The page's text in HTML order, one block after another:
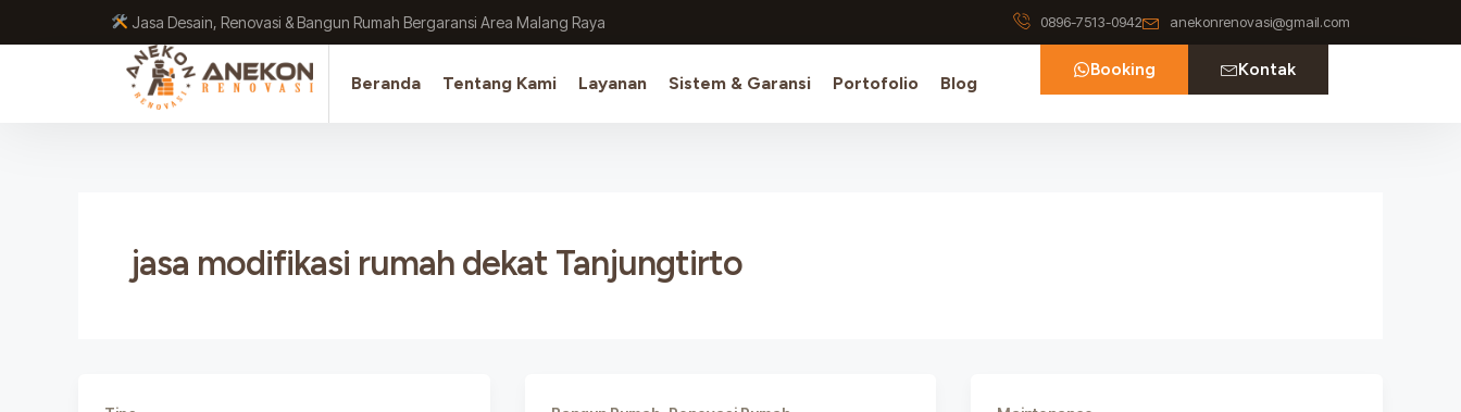
Jasa Desain, Renovasi & Bangun Rumah Bergaransi Area Malang Raya 0896-7513-0942 anekonrenovasi@gmail.com
Beranda Tentang Kami Layanan Sistem & Garansi Portofolio Blog
Booking Kontak
jasa modifikasi rumah dekat Tanjungtirto